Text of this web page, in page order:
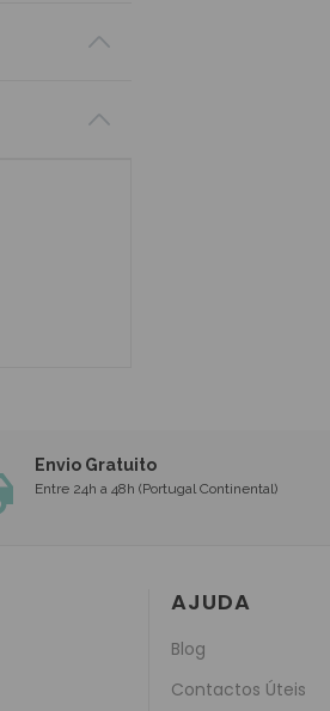
Envio Gratuito
Entre 24h a 48h (Portugal Continental)
AJUDA
Blog
Contactos Úteis